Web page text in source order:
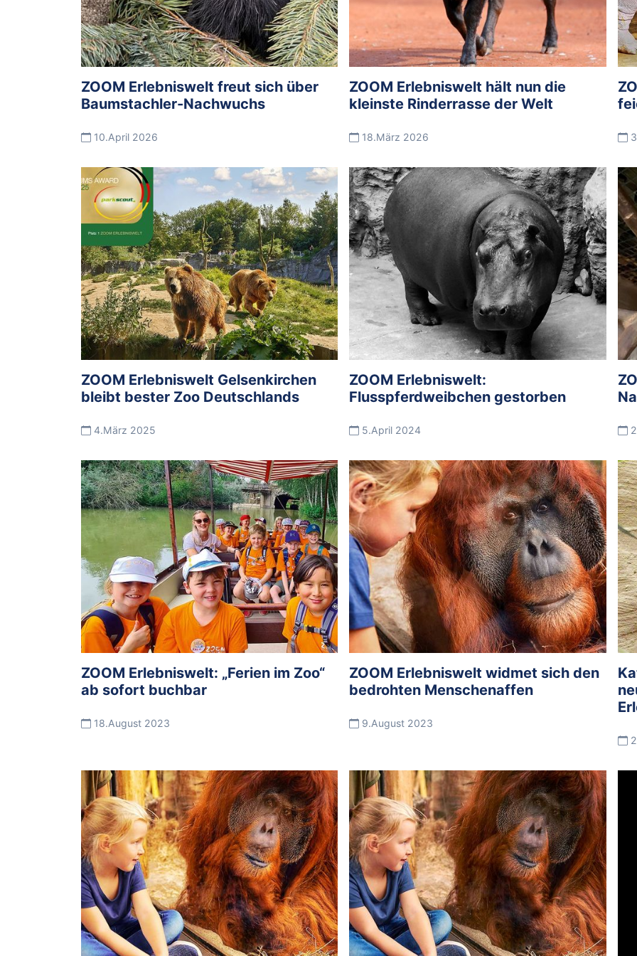
ZOOM Erlebniswelt freut sich über
Baumstachler-Nachwuchs
10.April 2026
ZOOM Erlebniswelt hält nun die
kleinste Rinderrasse der Welt
18.März 2026
ZOOM Erlebniswelt Gelsenkirchen
bleibt bester Zoo Deutschlands
4.März 2025
ZOOM Erlebniswelt:
Flusspferdweibchen gestorben
5.April 2024
ZOOM Erlebniswelt: „Ferien im Zoo“
ab sofort buchbar
18.August 2023
ZOOM Erlebniswelt widmet sich den
bedrohten Menschenaffen
9.August 2023